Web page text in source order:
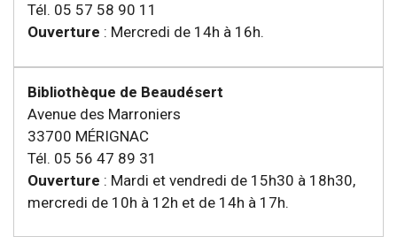
Tél. 05 57 58 90 11
Ouverture : Mercredi de 14h à 16h.
Bibliothèque de Beaudésert
Avenue des Marroniers
33700 MÉRIGNAC
Tél. 05 56 47 89 31
Ouverture : Mardi et vendredi de 15h30 à 18h30,
mercredi de 10h à 12h et de 14h à 17h.